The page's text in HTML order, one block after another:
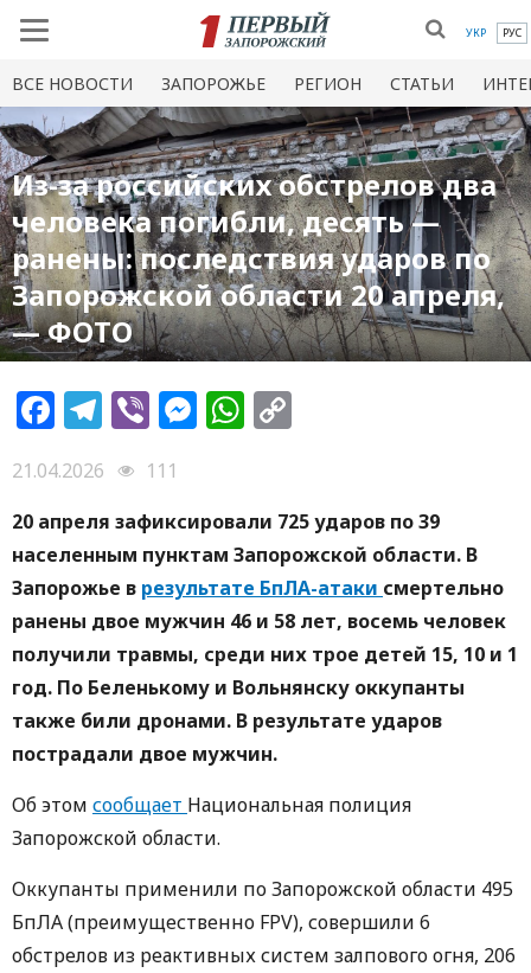
УКР РУС
ВСЕ НОВОСТИ ЗАПОРОЖЬЕ РЕГИОН СТАТЬИ
Из-за российских обстрелов два
человека погибли, десять —
ранены: последствия ударов по
Запорожской области 20 апреля,
— ФОТО
Facebook
Telegram
ViberMessenger
WhatsApp
21.04.2026
111
20 апреля зафиксировали 725 ударов по 39
населенным пунктам Запорожской области. В
Запорожье в результате БпЛА-атаки смертельно
ранены двое мужчин 46 и 58 лет, восемь человек
получили травмы, среди них трое детей 15, 10 и 1
год. По Беленькому и Вольнянску оккупанты
также били дронами. В результате ударов
пострадали двое мужчин.
Об этом сообщает Национальная полиция
Запорожской области.
Оккупанты применили по Запорожской области 495
БпЛА (преимущественно FPV), совершили 6
обстрелов из реактивных систем залпового огня, 206